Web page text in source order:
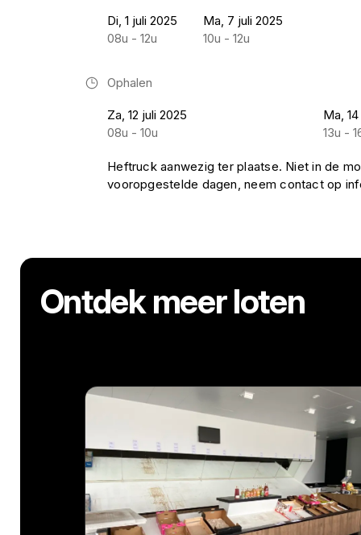
Di, 1 juli 2025
08u - 12u
Ma, 7 juli 2025
10u - 12u
Ophalen
Za, 12 juli 2025
08u - 10u
Ma,
13u -
Heftruck aanwezig ter plaatse. Niet in de
vooropgestelde dagen, neem contact op
Ontdek meer loten